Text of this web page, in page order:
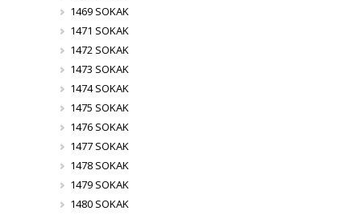
1469 SOKAK
1471 SOKAK
1472 SOKAK
1473 SOKAK
1474 SOKAK
1475 SOKAK
1476 SOKAK
1477 SOKAK
1478 SOKAK
1479 SOKAK
1480 SOKAK